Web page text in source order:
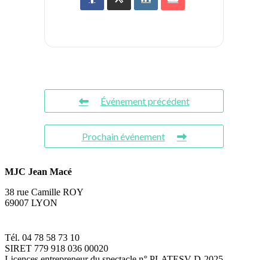
Événement précédent
Prochain événement
MJC Jean Macé
38 rue Camille ROY
69007 LYON
Tél. 04 78 58 73 10
SIRET 779 918 036 00020